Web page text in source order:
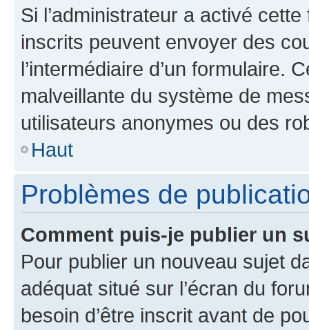
Si l’administrateur a activé
inscrits peuvent envoyer des
l’intermédiaire d’un formulaire.
malveillante du système de
utilisateurs anonymes ou des
Haut
Problèmes de
Comment puis-je publier un
Pour publier un nouveau sujet
adéquat situé sur l’écran du
besoin d’être inscrit avant de